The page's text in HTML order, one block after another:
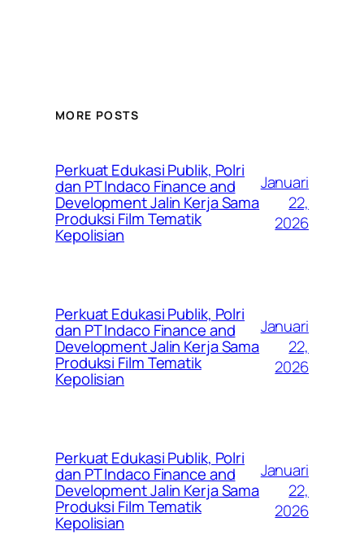
MORE POSTS
Perkuat Edukasi Publik, Polri
dan PT Indaco Finance and
Development Jalin Kerja Sama
Produksi Film Tematik
Kepolisian
Januari
22,
2026
Perkuat Edukasi Publik, Polri
dan PT Indaco Finance and
Development Jalin Kerja Sama
Produksi Film Tematik
Kepolisian
Januari
22,
2026
Perkuat Edukasi Publik, Polri
dan PT Indaco Finance and
Development Jalin Kerja Sama
Produksi Film Tematik
Kepolisian
Januari
22,
2026